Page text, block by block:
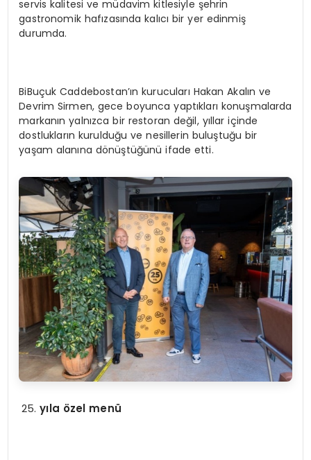
servis kalitesi ve müdavim kitlesiyle şehrin
gastronomik hafızasında kalıcı bir yer edinmiş
durumda.
BiBuçuk Caddebostan’ın kurucuları Hakan Akalın ve
Devrim Sirmen, gece boyunca yaptıkları konuşmalarda
markanın yalnızca bir restoran değil, yıllar içinde
dostlukların kurulduğu ve nesillerin buluştuğu bir
yaşam alanına dönüştüğünü ifade etti.
yıla özel menü